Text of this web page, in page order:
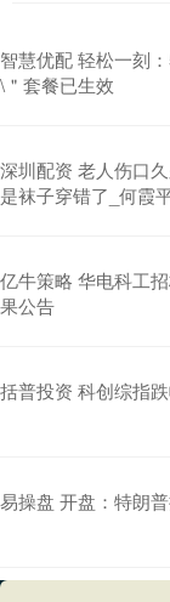
智慧优配 轻松一刻
\＂套餐已生效
深圳配资 老人伤口
是袜子穿错了_何霞
亿牛策略 华电科工
果公告
括普投资 科创综指
易操盘 开盘：特朗